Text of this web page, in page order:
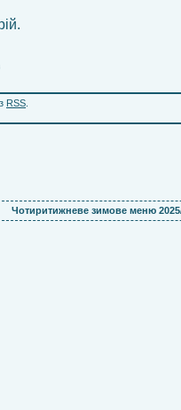
RSS
Чотиритижневе зимове меню